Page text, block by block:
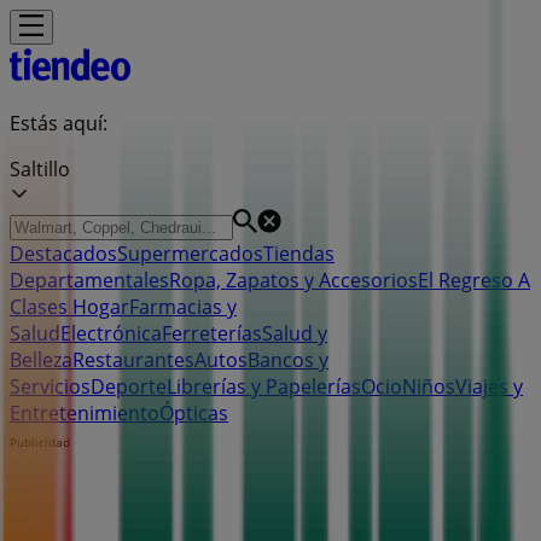
Estás aquí:
Saltillo
DestacadosSupermercadosTiendas
DepartamentalesRopa, Zapatos y AccesoriosEl Regreso A
Clases HogarFarmacias y
SaludElectrónicaFerreteríasSalud y
BellezaRestaurantesAutosBancos y
ServiciosDeporteLibrerías y PapeleríasOcioNiñosViajes y
EntretenimientoÓpticas
Publicidad